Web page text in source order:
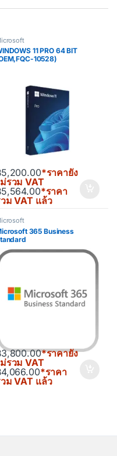
11 PRO 64 BIT
10528)
5,200.00*ราคายัง
รวม VAT
5,564.00*ราคา
ม VAT แล้ว
365 Business
3,800.00*ราคายัง
รวม VAT
4,066.00*ราคา
ม VAT แล้ว